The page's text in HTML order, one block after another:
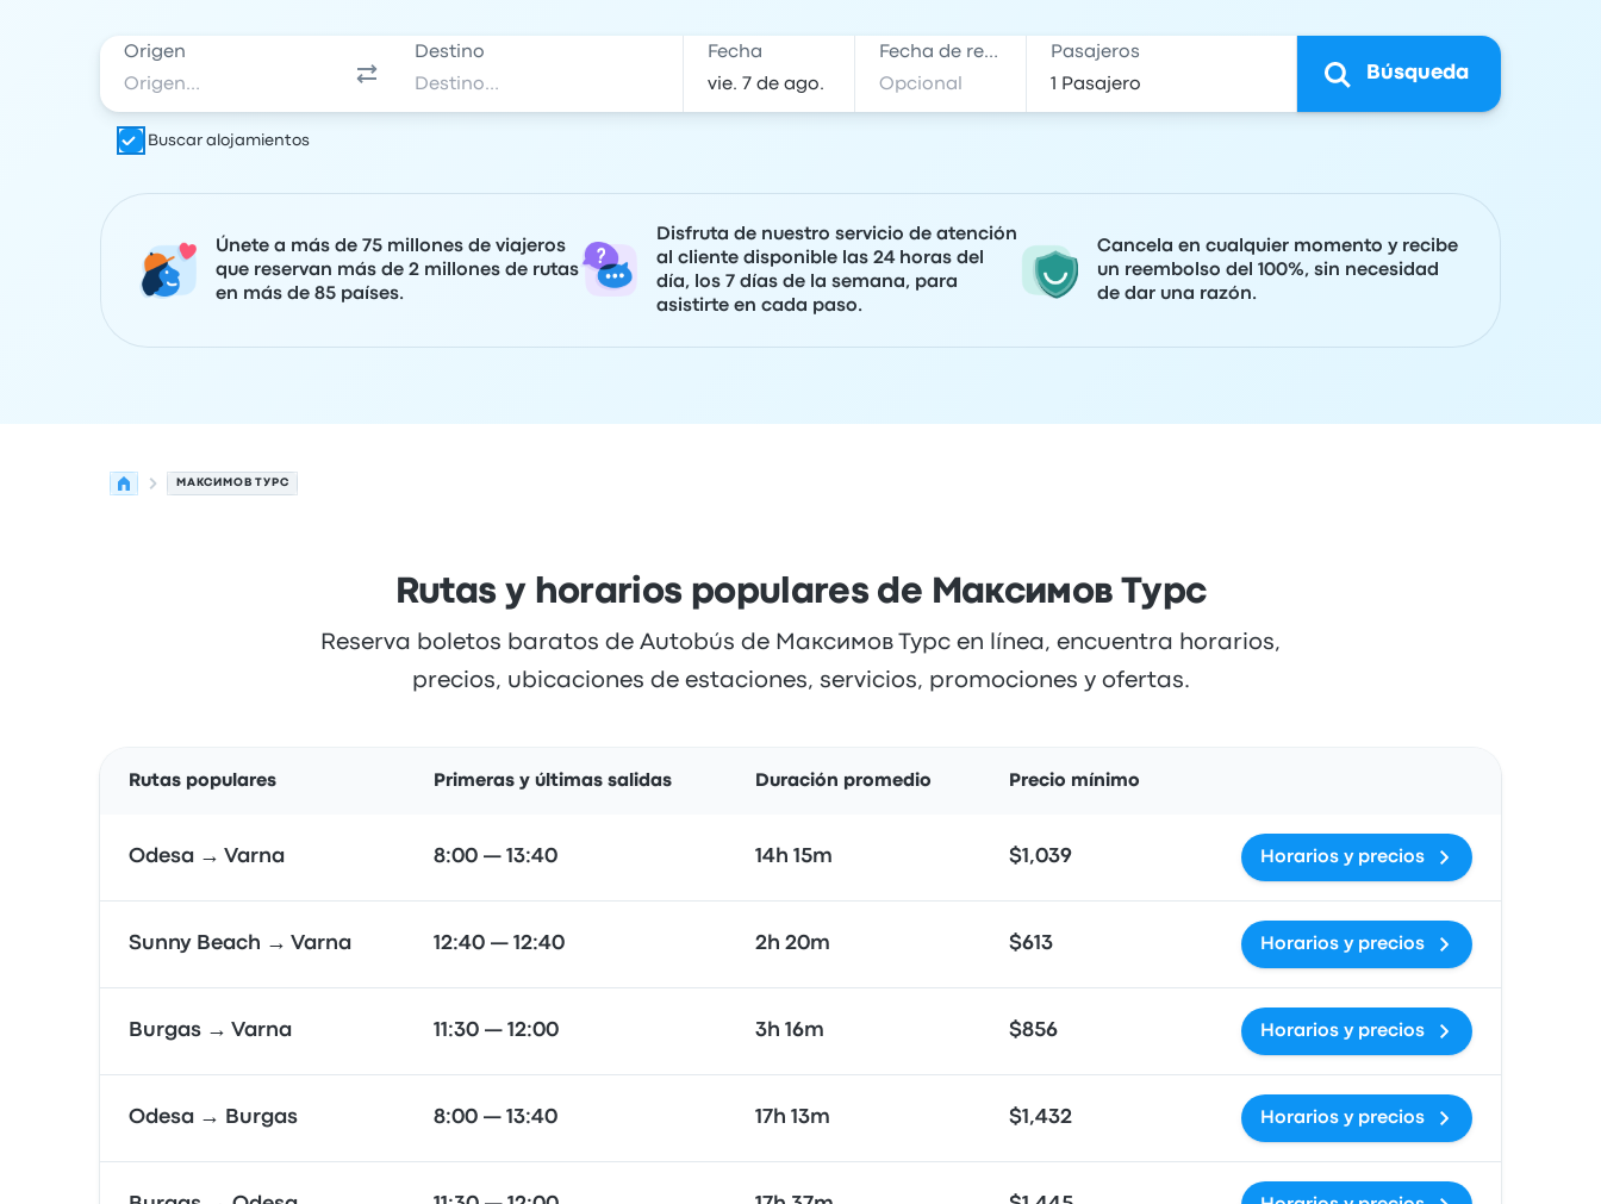
Origen Destino Fecha Fecha de regreso Pasajeros
Búsqueda
Buscar alojamientos
Únete a más de 75 millones de viajeros
que reservan más de 2 millones de rutas
en más de 85 países.
Disfruta de nuestro servicio de atención
al cliente disponible las 24 horas del
día, los 7 días de la semana, para
asistirte en cada paso.
Cancela en cualquier momento y recibe
un reembolso del 100%, sin necesidad
de dar una razón.
МАКСИМОВ ТУРС
Rutas y horarios populares de Максимов Турс
Reserva boletos baratos de Autobús de Максимов Турс en línea, encuentra horarios,
precios, ubicaciones de estaciones, servicios, promociones y ofertas.
Rutas populares Primeras y últimas salidas Duración promedio Precio mínimo
Odesa → Varna 8:00 — 13:40 14h 15m $1,039 Horarios y precios
Sunny Beach → Varna 12:40 — 12:40 2h 20m $613 Horarios y precios
Burgas → Varna 11:30 — 12:00 3h 16m $856 Horarios y precios
Odesa → Burgas 8:00 — 13:40 17h 13m $1,432 Horarios y precios